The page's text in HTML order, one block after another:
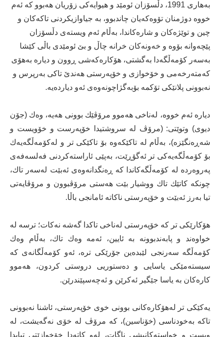
بەهاری 1991، دڵسۆزان ئومێد و هیوایەكی زۆریان هەبوو كە ئەم
خووە دوژمنان تۆوەكەیان چاندبوو، بە جیاوازیكردنی تاكەكان و
چین و توێژەكان و شارەكاندا، بەڵام ئەم ویستەی دڵسۆزان
پێچەوانە بۆوە و خەونەكان خرانە چاڵ و بێ‌ ئومێدی باڵی كێشا
بەسەر كۆمەڵگەدا بەگشتی، هۆكارەكەشی ڕوون و دیارە بەهۆی
كەمتەرخەمی و خۆخوازی و خۆپەرستی هەندێ‌ تاكی بەرپرس و
نەبوونی پلانێكی تۆكمە بۆبەگژاچونەوەی ئەو دیاردەیە.
دیارە ئەم خووە، لەناخی هەموو مرۆڤێك بوونی هەیە، وەك (جۆن
دیوی) وتوێتی: (مرۆڤ لە سروشتیدا خۆپەرست و خۆویست و
شەڕەنگێزە)، بەڵام لە تاكێكەوە بۆ تاكێكی تر و لەكۆمەڵگەیەك
بۆ كۆمەڵگەیەكی تر ئەگۆڕێت، بەپێی ئاراستەكردنی فەلسەفەی
پەروەردە لە كۆمەڵگەكاندا كە ڕەنگدانەوەی ئەبێت لەسەر تاك،
چونكە كاتێك تاك ووشیار بێت هەستی مرۆڤبوون و مرۆڤایەتی
تیا بەرز ئەبێت و خۆپەرستی ناكاتە ئامانجی باڵا.
هۆكارێكی تر كە خۆپەرستی لەناخی تاكدا گەشە نەكات؛ ترسە لە
خواوەند و پابەندبوونە بە ئایین، ئەمە وەك تاك، بەڵام وەك
كۆمەڵگە سەرنجی لێبدەین جۆرێكی ترە، ئەو كۆمەڵگانەی كە
سیستەمێكی یاسایی و دەستوریی دروستی كردون، هەموو
كارەكان بە یاسا جێگیر ئەكرێن و ئەچەسپێندرێن.
یەكێكی تر لەهۆكارەكانی بوونی خوی خۆپەرستی، ئاشنا نەبوونی
تاكە بەخودناسی (خۆناسین)، كە مرۆڤ لە خۆی نەگەیشت، لە
ویست و خواستەكانیشی ناگات، لەو كاتەدا خۆخوازێتی تیایدا